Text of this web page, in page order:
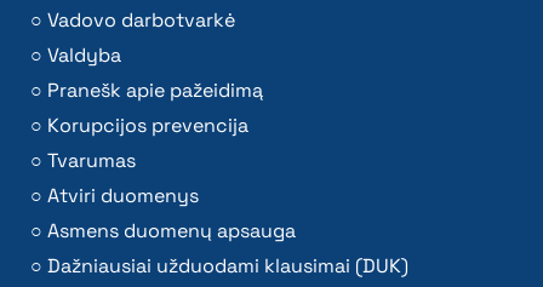
Vadovo darbotvarkė
Valdyba
Pranešk apie pažeidimą
Korupcijos prevencija
Tvarumas
Atviri duomenys
Asmens duomenų apsauga
Dažniausiai užduodami klausimai (DUK)